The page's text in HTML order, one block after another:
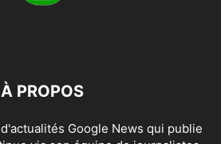
À PROPOS
Google News qui publie